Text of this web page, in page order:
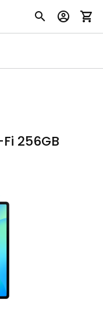
256GB